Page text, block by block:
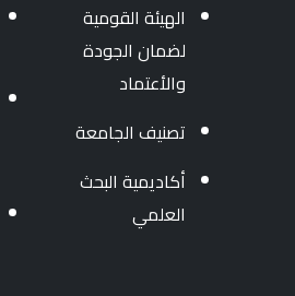
الهيئة القومية
لضمان الجودة
والأعتماد
تصنيف الجامعة
أكاديمية البحث
العلمي